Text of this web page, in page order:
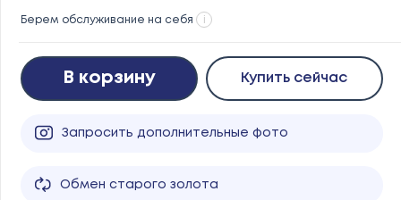
Берем обслуживание на себя i
В корзину Купить сейчас
Запросить дополнительные фото
Обмен старого золота